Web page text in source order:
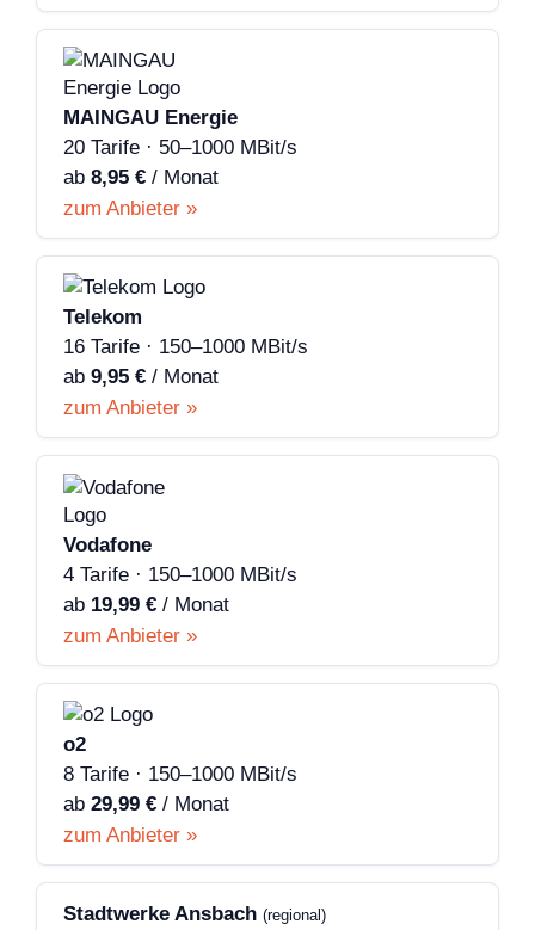
MAINGAU Energie
20 Tarife · 50–1000 MBit/s
ab 8,95 € / Monat
zum Anbieter »
Telekom
16 Tarife · 150–1000 MBit/s
ab 9,95 € / Monat
zum Anbieter »
Vodafone
4 Tarife · 150–1000 MBit/s
ab 19,99 € / Monat
zum Anbieter »
o2
8 Tarife · 150–1000 MBit/s
ab 29,99 € / Monat
zum Anbieter »
Stadtwerke Ansbach (regional)